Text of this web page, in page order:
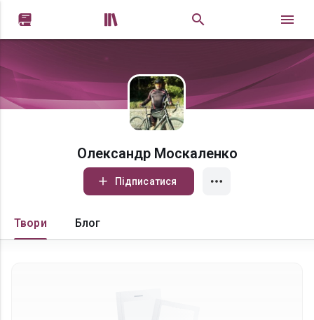
 
Олександр Москаленко
Підписатися
Твори Блог